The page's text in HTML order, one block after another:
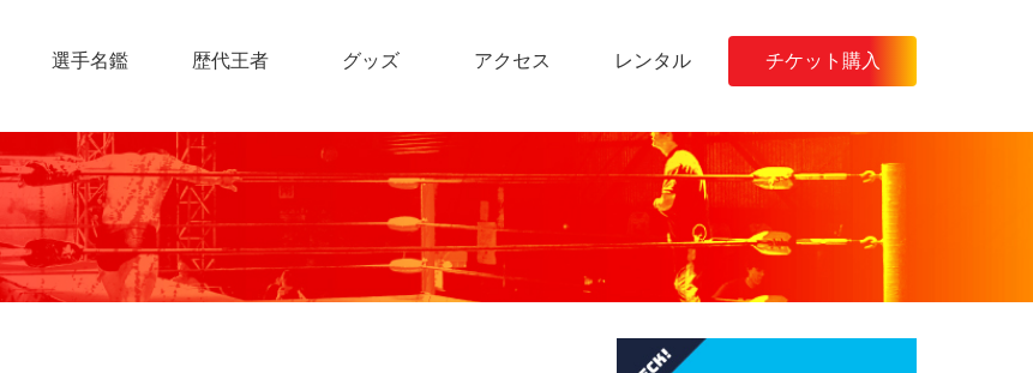
選手名鑑 歴代王者 グッズ アクセス レンタル チケット購入